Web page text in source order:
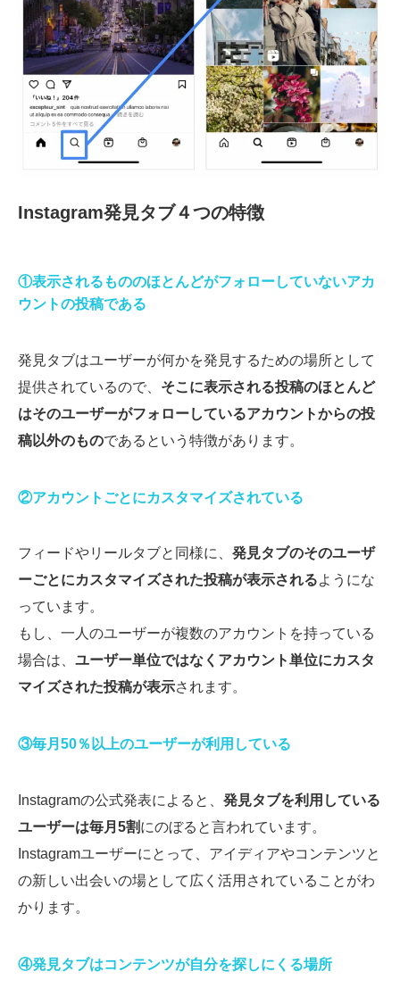
Instagram発見タブ４つの特徴
①表示されるもののほとんどがフォローしていないアカ
ウントの投稿である
発見タブはユーザーが何かを発見するための場所として
提供されているので、 そこに表示される投稿のほとんど
はそのユーザーがフォローしているアカウントからの投
稿以外のものであるという特徴があります。
②アカウントごとにカスタマイズされている
フィードやリールタブと同様に、 発見タブのそのユーザ
ーごとにカスタマイズされた投稿が表示されるようにな
っています。
もし、一人のユーザーが複数のアカウントを持っている
場合は、 ユーザー単位ではなくアカウント単位にカスタ
マイズされた投稿が表示されます。
③毎月50％以上のユーザーが利用している
Instagramの公式発表によると、 発見タブを利用している
ユーザーは毎月5割にのぼると言われています。
Instagramユーザーにとって、アイディアやコンテンツと
の新しい出会いの場として広く活用されていることがわ
かります。
④発見タブはコンテンツが自分を探しにくる場所